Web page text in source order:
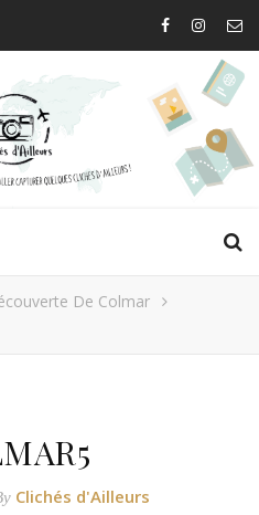
De Colmar
Clichés d'Ailleurs